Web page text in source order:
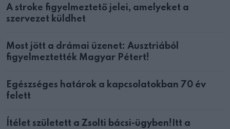
A stroke figyelmeztető jelei, amelyeket a
szervezet küldhet
Most jött a drámai üzenet: Ausztriából
figyelmeztették Magyar Pétert!
Egészséges határok a kapcsolatokban 70 év
felett
Ítélet született a Zsolti bácsi-ügyben!Itt a